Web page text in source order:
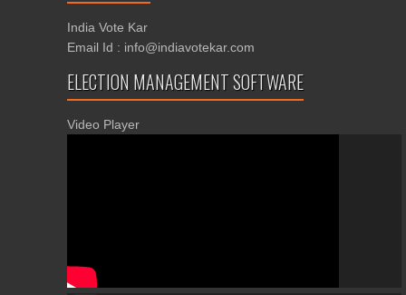
India Vote Kar
Email Id : info@indiavotekar.com
ELECTION MANAGEMENT SOFTWARE
Video Player